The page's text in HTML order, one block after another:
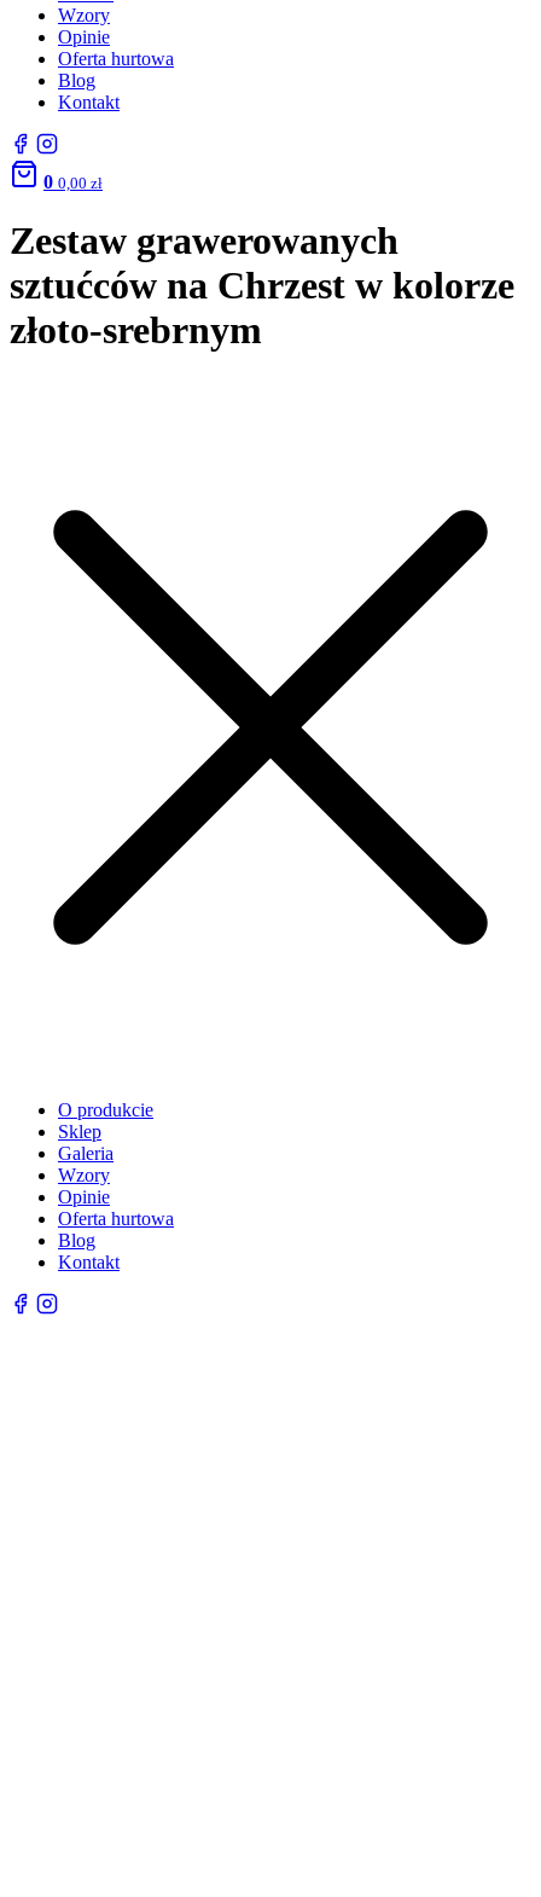
Wzory
Opinie
Oferta hurtowa
Blog
Kontakt
0 0,00 zł
Zestaw grawerowanych
sztućców na Chrzest w kolorze
złoto-srebrnym
O produkcie
Sklep
Galeria
Wzory
Opinie
Oferta hurtowa
Blog
Kontakt